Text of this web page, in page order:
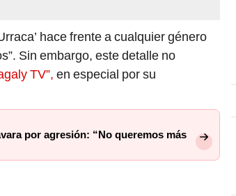
hace frente a cualquier género
Sin embargo, este detalle no
TV”, en especial por su
por agresión: “No queremos más